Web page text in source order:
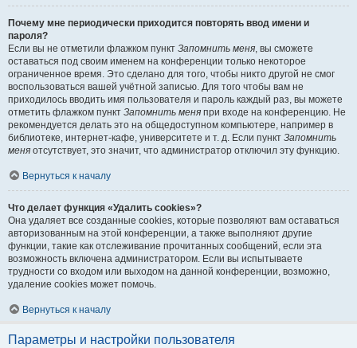
Почему мне периодически приходится повторять ввод имени и
пароля?
Если вы не отметили флажком пункт Запомнить меня, вы сможете
оставаться под своим именем на конференции только некоторое
ограниченное время. Это сделано для того, чтобы никто другой не смог
воспользоваться вашей учётной записью. Для того чтобы вам не
приходилось вводить имя пользователя и пароль каждый раз, вы можете
отметить флажком пункт Запомнить меня при входе на конференцию. Не
рекомендуется делать это на общедоступном компьютере, например в
библиотеке, интернет-кафе, университете и т. д. Если пункт Запомнить
меня отсутствует, это значит, что администратор отключил эту функцию.
Вернуться к началу
Что делает функция «Удалить cookies»?
Она удаляет все созданные cookies, которые позволяют вам оставаться
авторизованным на этой конференции, а также выполняют другие
функции, такие как отслеживание прочитанных сообщений, если эта
возможность включена администратором. Если вы испытываете
трудности со входом или выходом на данной конференции, возможно,
удаление cookies может помочь.
Вернуться к началу
Параметры и настройки пользователя